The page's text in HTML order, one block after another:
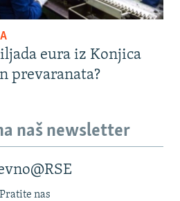
eura iz Konjica
prevaranata?
naš newsletter
Pratite nas